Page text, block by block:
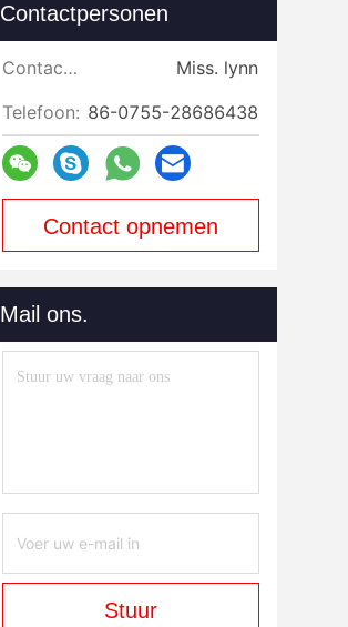
Contactpersonen
Contactpersonen:
Miss. lynn
Telefoon: 86-0755-28686438
Contact opnemen
Mail ons.
Stuur